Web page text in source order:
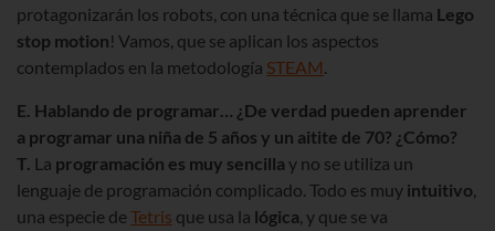
protagonizarán los robots, con una técnica que se llama Lego
stop motion! Vamos, que se aplican los aspectos
contemplados en la metodología STEAM.
E. Hablando de programar… ¿De verdad pueden aprender
a programar una niña de 5 años y un aitite de 70? ¿Cómo?
T. La programación es muy sencilla y no se utiliza un
lenguaje de programación complicado. Todo es muy intuitivo,
una especie deTetris que usa la lógica, y que se va